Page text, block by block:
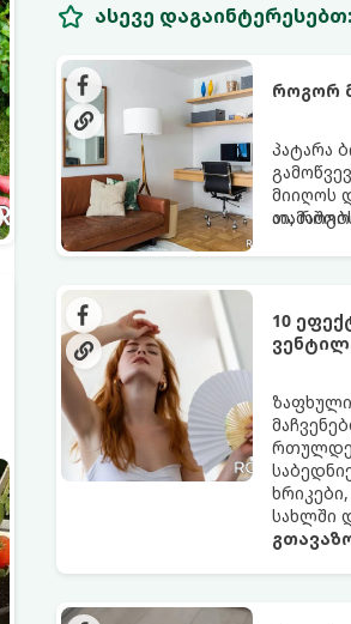
ასევე დაგაინტერესებთ:
როგორ
პატარა
მიიღოს
აი,
10
სახლში